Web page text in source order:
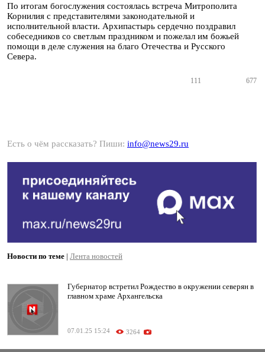
По итогам богослужения состоялась встреча Митрополита
Корнилия с представителями законодательной и
исполнительной власти. Архипастырь сердечно поздравил
собеседников со светлым праздником и пожелал им божьей
помощи в деле служения на благо Отечества и Русского
Севера.
111 677
Есть о чём рассказать? Пиши: info@news29.ru
Новости по теме | Лента новостей
Губернатор встретил Рождество в окружении северян в
главном храме Архангельска
07.01.25 15:24 3264